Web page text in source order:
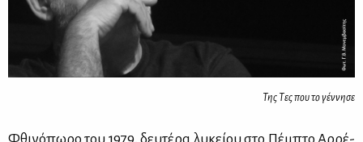
Της Τες που το γέννησε